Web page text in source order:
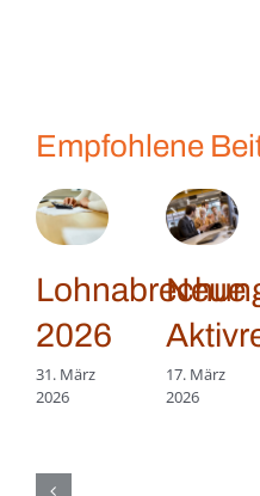
Empfohlene
2026
31. März
2026
Neue
17. März
2026